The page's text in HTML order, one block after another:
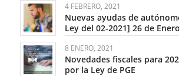
4 FEBRERO, 2021
Nuevas ayudas de
Ley del 02-2021] 26 de Enero
8 ENERO, 2021
Novedades fiscales para
por la Ley de PGE